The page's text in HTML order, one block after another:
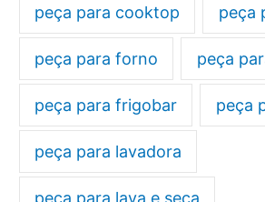
peça para cooktop peça
peça para forno peça
peça para frigobar peça
peça para lavadora
peça para lava e seca